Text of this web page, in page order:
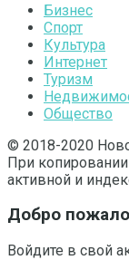
Бизнес
Спорт
Культура
Интернет
Туризм
Общество
© 2018-2020
При копировании
активной и
Добро
Войдите в свой